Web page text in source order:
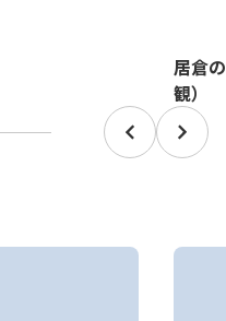
居倉
観）